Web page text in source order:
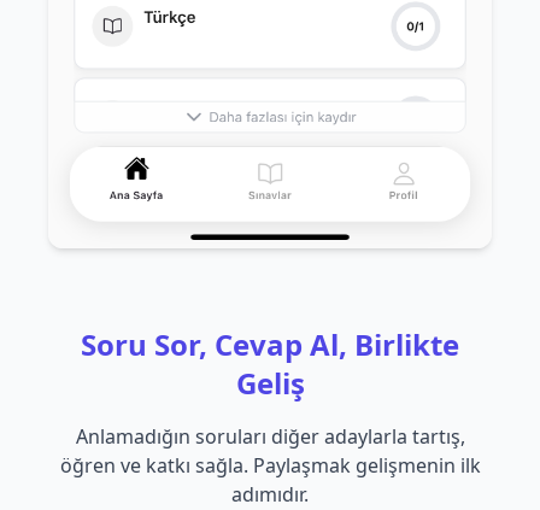
Soru Sor, Cevap Al, Birlikte
Geliş
Anlamadığın soruları diğer adaylarla tartış,
öğren ve katkı sağla. Paylaşmak gelişmenin ilk
adımıdır.